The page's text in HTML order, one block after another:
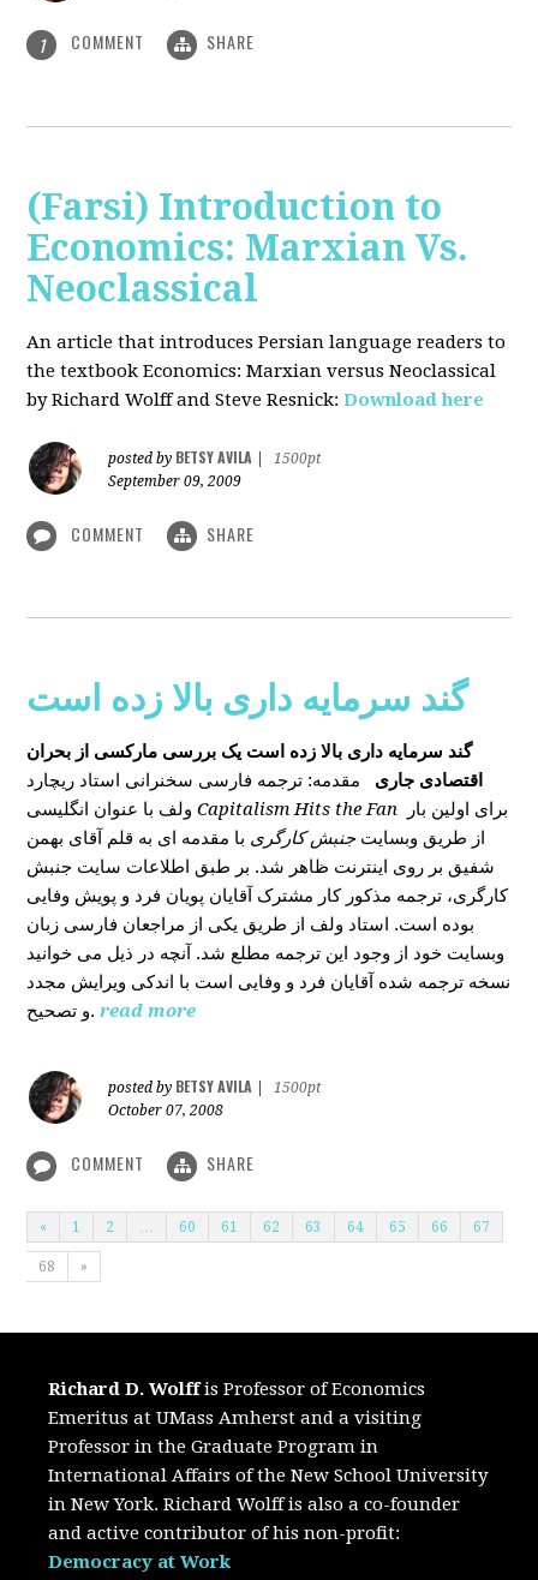
1 COMMENT SHARE
(Farsi) Introduction to
Economics: Marxian Vs.
Neoclassical
An article that introduces Persian language readers to
the textbook Economics: Marxian versus Neoclassical
by Richard Wolff and Steve Resnick:Download here
posted by BETSY AVILA
1500pt
September 09, 2009
COMMENT SHARE
گند سرمایه داری بالا زده است
گند سرمایه داری بالا زده است یک بررسی مارکسی از بحران
اقتصادی جاری
مقدمه: ترجمه فارسی سخنرانی استاد ریچارد
ولف با عنوان انگلیسیCapitalism Hits the Fan
از طریق وبسایتجنبش کارگری با مقدمه ای به قلم آقای بهمن
شفیق بر روی اینترنت ظاهر شد. بر طبق اطلاعات سایت جنبش
کارگری، ترجمه مذکور کار مشترک آقایان پویان فرد و پویش وفایی
بوده است. استاد ولف از طریق یکی از مراجعان فارسی زبان
وبسایت خود از وجود این ترجمه مطلع شد. آنچه در ذیل می خوانید
نسخه ترجمه شده آقایان فرد و وفایی است با اندکی ویرایش مجدد
و تصحیح. read more
posted by BETSY AVILA
1500pt
October 07, 2008
COMMENT SHARE
« 1 2 60 61 62 63 64 65 66 67
68 »
Richard D. Wolffis Professor of Economics
Emeritus at UMass Amherst and a visiting
Professor in the Graduate Program in
International Affairs of the New School University
in New York. Richard Wolff is also a co-founder
and active contributor of his non-profit:
Democracy at Work